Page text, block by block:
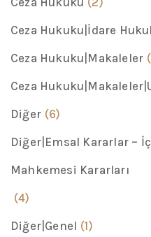
Ceza Hukuku|İdare
Ceza Hukuku|Makaleler
Ceza
Diğer (6)
Diğer|Emsal Kararlar –
Mahkemesi Kararları
(4)
Diğer|Genel (1)